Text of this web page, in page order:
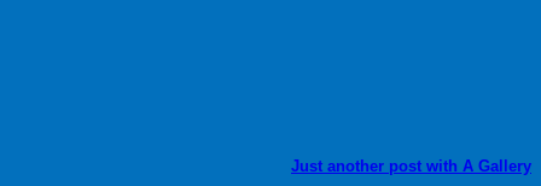
Just another post with A Gallery